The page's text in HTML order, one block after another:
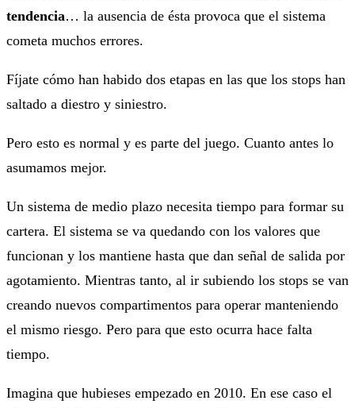
tendencia… la ausencia de ésta provoca que el sistema
cometa muchos errores.
Fíjate cómo han habido dos etapas en las que los stops han
saltado a diestro y siniestro.
Pero esto es normal y es parte del juego. Cuanto antes lo
asumamos mejor.
Un sistema de medio plazo necesita tiempo para formar su
cartera. El sistema se va quedando con los valores que
funcionan y los mantiene hasta que dan señal de salida por
agotamiento. Mientras tanto, al ir subiendo los stops se van
creando nuevos compartimentos para operar manteniendo
el mismo riesgo. Pero para que esto ocurra hace falta
tiempo.
Imagina que hubieses empezado en 2010. En ese caso el